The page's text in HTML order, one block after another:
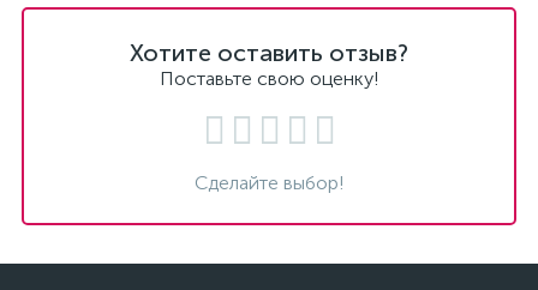
Хотите оставить отзыв?
Поставьте свою оценку!
Сделайте выбор!